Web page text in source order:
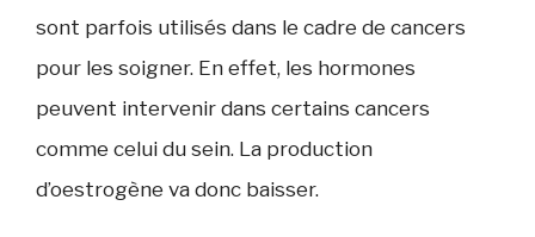
sont parfois utilisés dans le cadre de cancers
pour les soigner. En effet, les hormones
peuvent intervenir dans certains cancers
comme celui du sein. La production
d’oestrogène va donc baisser.